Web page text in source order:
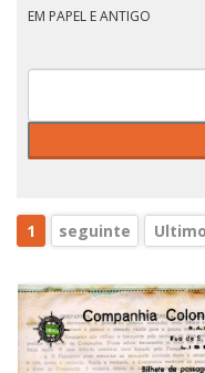
EM PAPEL E ANTIGO
1 seguinte Ultimo